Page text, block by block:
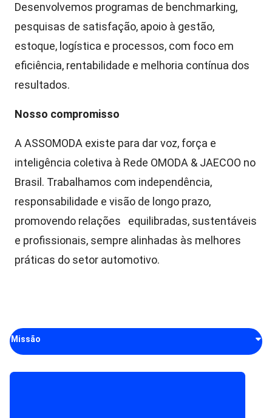
Desenvolvemos programas de benchmarking,
pesquisas de satisfação, apoio à gestão,
estoque, logística e processos, com foco em
eficiência, rentabilidade e melhoria contínua dos
resultados.
Nosso compromisso
A ASSOMODA existe para dar voz, força e
inteligência coletiva à Rede OMODA & JAECOO no
Brasil. Trabalhamos com independência,
responsabilidade e visão de longo prazo,
promovendo relações equilibradas, sustentáveis
e profissionais, sempre alinhadas às melhores
práticas do setor automotivo.
Missão